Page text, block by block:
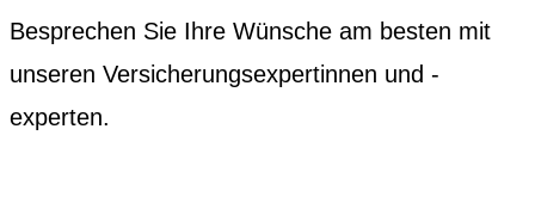
Besprechen Sie Ihre Wünsche am besten mit
unseren Versicherungsexpertinnen und -
experten.